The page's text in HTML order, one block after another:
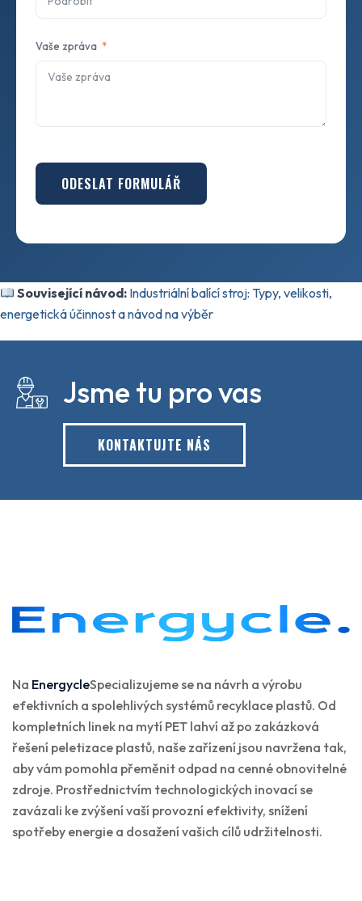
Vaše zpráva
ODESLAT FORMULÁŘ
Související návod: Industriální balící stroj: Typy, velikosti,
energetická účinnost a návod na výběr
Jsme tu pro vas
KONTAKTUJTE NÁS
Na EnergycleSpecializujeme se na návrh a výrobu
efektivních a spolehlivých systémů recyklace plastů. Od
kompletních linek na mytí PET lahví až po zakázková
řešení peletizace plastů, naše zařízení jsou navržena tak,
aby vám pomohla přeměnit odpad na cenné obnovitelné
zdroje. Prostřednictvím technologických inovací se
zavázali ke zvýšení vaší provozní efektivity, snížení
spotřeby energie a dosažení vašich cílů udržitelnosti.